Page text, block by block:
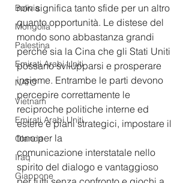
Bolivia
Mongolia
Palestina
Emirati Arabi Uniti
NATO
Vietnam
Emirati Arabi Uniti
Olanda
Iraq
Giappone
non significa tanto sfide per un altro
quanto opportunità. Le distese del
mondo sono abbastanza grandi
perché sia ​​​​la Cina che gli Stati Uniti
possano svilupparsi e prosperare
insieme. Entrambe le parti devono
percepire correttamente le
reciproche politiche interne ed
estere e piani strategici, impostare il
tono per la
comunicazione interstatale nello
spirito del dialogo e vantaggioso